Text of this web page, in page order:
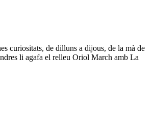
curiositats, de dilluns a dijous, de la mà de
li agafa el relleu Oriol March amb La